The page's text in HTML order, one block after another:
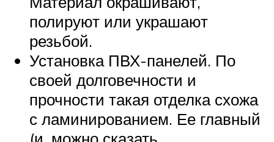
полируют или украшают
резьбой.
Установка ПВХ-панелей. По
своей долговечности и
прочности такая отделка схожа
с ламинированием. Ее главный